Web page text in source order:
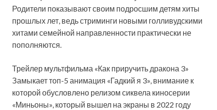
Родители показывают своим подросшим детям хиты
прошлых лет, ведь стриминги новыми голливудскими
хитами семейной направленности практически не
пополняются.
Трейлер мультфильма «Как приручить дракона 3»
Замыкает топ-5 анимация «Гадкий я 3», внимание к
которой обусловлено релизом сиквела киносерии
«Миньоны», который вышел на экраны в 2022 году